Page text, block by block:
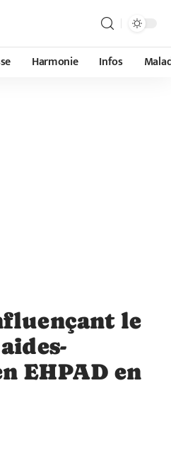
Harmonie Infos
le
EHPAD en